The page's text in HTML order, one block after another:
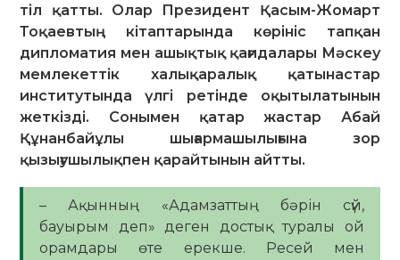
тіл қатты. Олар Президент Қасым-Жомарт
Тоқаевтың кітаптарында көрініс тапқан
дипломатия мен ашықтық қағидалары Мәскеу
мемлекеттік халықаралық қатынастар
институтында үлгі ретінде оқытылатынын
жеткізді. Сонымен қатар жастар Абай
Құнанбайұлы шығармашылығына зор
қызығушылықпен қарайтынын айтты.
– Ақынның «Адамзаттың бәрін сүй,
бауырым деп» деген достық туралы ой
орамдары өте ерекше. Ресей мен